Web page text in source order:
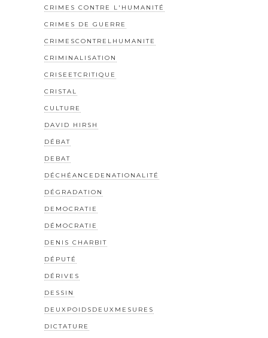
CRIMES CONTRE L'HUMANITÉ
CRIMES DE GUERRE
CRIMESCONTRELHUMANITE
CRIMINALISATION
CRISEETCRITIQUE
CRISTAL
CULTURE
DAVID HIRSH
DÉBAT
DEBAT
DÉCHÉANCEDENATIONALITÉ
DÉGRADATION
DEMOCRATIE
DÉMOCRATIE
DENIS CHARBIT
DÉPUTÉ
DÉRIVES
DESSIN
DEUXPOIDSDEUXMESURES
DICTATURE